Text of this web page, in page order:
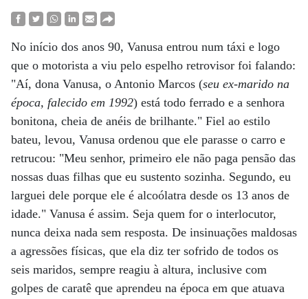
No início dos anos 90, Vanusa entrou num táxi e logo
que o motorista a viu pelo espelho retrovisor foi falando:
"Aí, dona Vanusa, o Antonio Marcos (seu ex-marido na
época, falecido em 1992) está todo ferrado e a senhora
bonitona, cheia de anéis de brilhante." Fiel ao estilo
bateu, levou, Vanusa ordenou que ele parasse o carro e
retrucou: "Meu senhor, primeiro ele não paga pensão das
nossas duas filhas que eu sustento sozinha. Segundo, eu
larguei dele porque ele é alcoólatra desde os 13 anos de
idade." Vanusa é assim. Seja quem for o interlocutor,
nunca deixa nada sem resposta. De insinuações maldosas
a agressões físicas, que ela diz ter sofrido de todos os
seis maridos, sempre reagiu à altura, inclusive com
golpes de caratê que aprendeu na época em que atuava